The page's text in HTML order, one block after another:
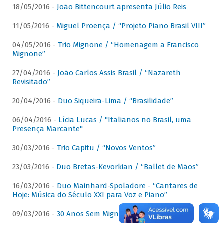
18/05/2016 - João Bittencourt apresenta Júlio Reis
11/05/2016 - Miguel Proença / “Projeto Piano Brasil VIII”
04/05/2016 - Trio Mignone / “Homenagem a Francisco
Mignone”
27/04/2016 - João Carlos Assis Brasil / “Nazareth
Revisitado”
20/04/2016 - Duo Siqueira-Lima / “Brasilidade”
06/04/2016 - Lícia Lucas / "Italianos no Brasil, uma
Presença Marcante"
30/03/2016 - Trio Capitu / “Novos Ventos”
23/03/2016 - Duo Bretas-Kevorkian / “Ballet de Mãos”
16/03/2016 - Duo Mainhard-Spoladore - “Cantares de
Hoje: Música do Século XXI para Voz e Piano”
09/03/2016 - 30 Anos Sem Mignone